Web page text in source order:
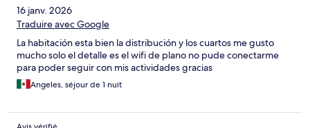
16 janv. 2026
Traduire avec Google
La habitación esta bien la distribución y los cuartos me gusto
mucho solo el detalle es el wifi de plano no pude conectarme
para poder seguir con mis actividades gracias
Angeles, séjour de 1 nuit